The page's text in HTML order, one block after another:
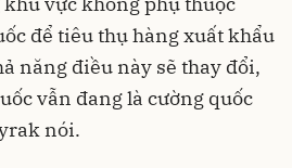
để tiêu thụ hàng xuất khẩu
năng điều này sẽ thay đổi,
vẫn đang là cường quốc
nói.